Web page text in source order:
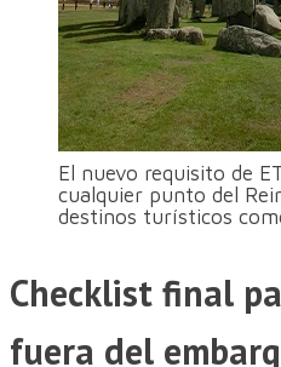
El nuevo requisito de
cualquier punto del
destinos turísticos
Checklist final
fuera del